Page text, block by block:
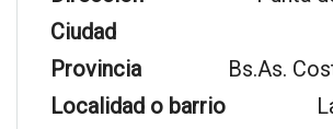
Ciudad
Provincia
Bs.As.
Localidad o barrio